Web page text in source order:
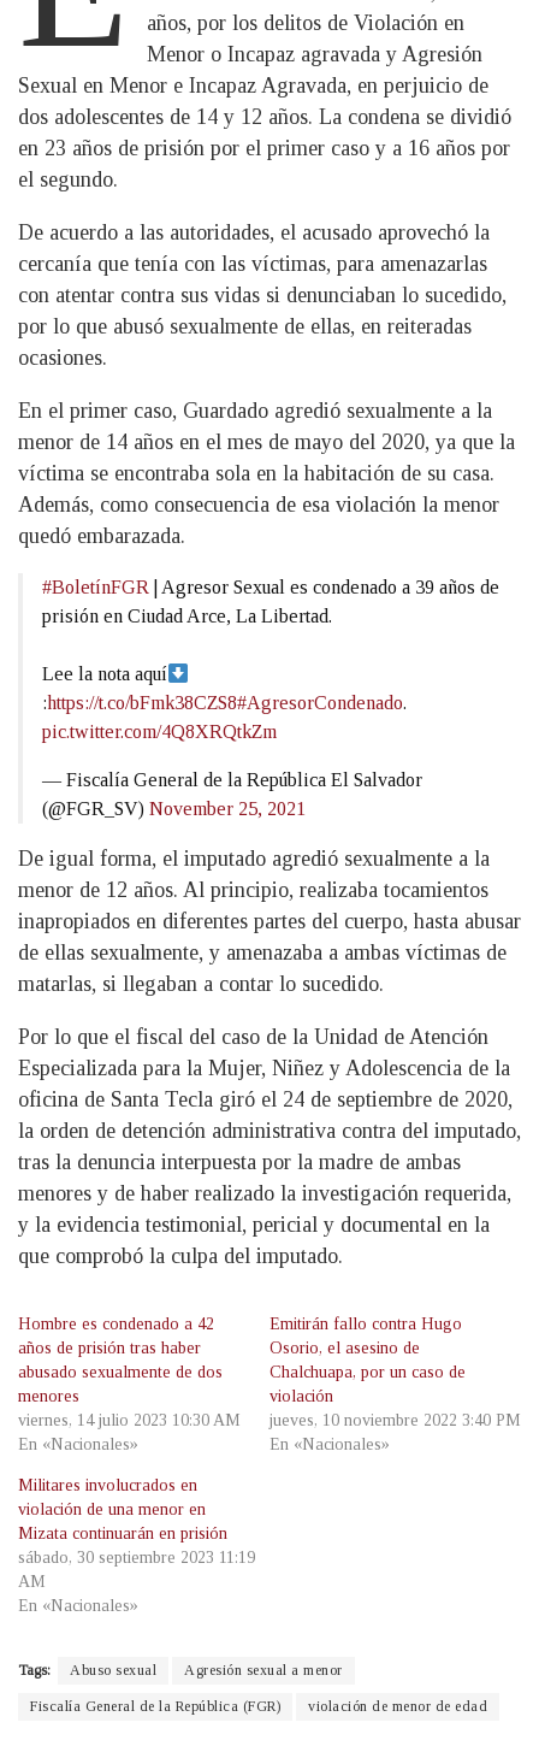
años, por los delitos de Violación en
Menor o Incapaz agravada y Agresión
Sexual en Menor e Incapaz Agravada, en perjuicio de
dos adolescentes de 14 y 12 años. La condena se dividió
en 23 años de prisión por el primer caso y a 16 años por
el segundo.
De acuerdo a las autoridades, el acusado aprovechó la
cercanía que tenía con las víctimas, para amenazarlas
con atentar contra sus vidas si denunciaban lo sucedido,
por lo que abusó sexualmente de ellas, en reiteradas
ocasiones.
En el primer caso, Guardado agredió sexualmente a la
menor de 14 años en el mes de mayo del 2020, ya que la
víctima se encontraba sola en la habitación de su casa.
Además, como consecuencia de esa violación la menor
quedó embarazada.
#BoletínFGR | Agresor Sexual es condenado a 39 años de
prisión en Ciudad Arce, La Libertad.
Lee la nota aquí
:https://t.co/bFmk38CZS8#AgresorCondenado.
pic.twitter.com/4Q8XRQtkZm
— Fiscalía General de la República El Salvador
(@FGR_SV) November 25, 2021
De igual forma, el imputado agredió sexualmente a la
menor de 12 años. Al principio, realizaba tocamientos
inapropiados en diferentes partes del cuerpo, hasta abusar
de ellas sexualmente, y amenazaba a ambas víctimas de
matarlas, si llegaban a contar lo sucedido.
Por lo que el fiscal del caso de la Unidad de Atención
Especializada para la Mujer, Niñez y Adolescencia de la
oficina de Santa Tecla giró el 24 de septiembre de 2020,
la orden de detención administrativa contra del imputado,
tras la denuncia interpuesta por la madre de ambas
menores y de haber realizado la investigación requerida,
y la evidencia testimonial, pericial y documental en la
que comprobó la culpa del imputado.
Hombre es condenado a 42
años de prisión tras haber
abusado sexualmente de dos
menores
viernes, 14 julio 2023 10:30 AM
En «Nacionales»
Emitirán fallo contra Hugo
Osorio, el asesino de
Chalchuapa, por un caso de
violación
jueves, 10 noviembre 2022 3:40 PM
En «Nacionales»
Militares involucrados en
violación de una menor en
Mizata continuarán en prisión
sábado, 30 septiembre 2023 11:19
AM
En «Nacionales»
Tags: Abuso sexual Agresión sexual a menor
Fiscalía General de la República (FGR) violación de menor de edad